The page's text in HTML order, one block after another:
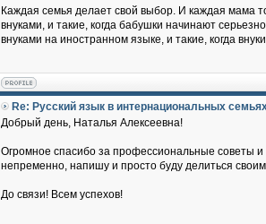
Каждая семья делает свой выбор. И каждая мама
внуками, и такие, когда бабушки начинают
внуками на иностранном языке, и такие, когда
Re: Русский язык в интернациональных
Добрый день, Наталья Алексеевна!
Огромное спасибо за профессиональные советы
непременно, напишу и просто буду делиться
До связи! Всем успехов!